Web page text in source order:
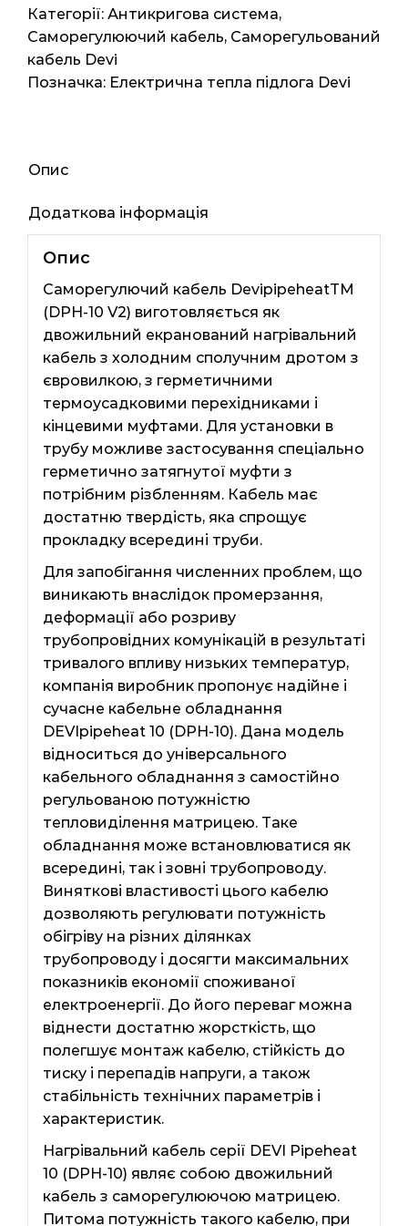
V2)
(Данія)
10мп
100ват
Категорії: Антикригова система,
Саморегулюючий кабель, Саморегульований
кабель Devi
Позначка: Електрична тепла підлога Devi
Опис
Додаткова інформація
Опис
Саморегулючий кабель DevipipeheatТМ
(DPH-10 V2) виготовляється як
двожильний екранований нагрівальний
кабель з холодним сполучним дротом з
євровилкою, з герметичними
термоусадковими перехідниками і
кінцевими муфтами. Для установки в
трубу можливе застосування спеціально
герметично затягнутої муфти з
потрібним різбленням. Кабель має
достатню твердість, яка спрощує
прокладку всередині труби.
Для запобігання численних проблем, що
виникають внаслідок промерзання,
деформації або розриву
трубопровідних комунікацій в результаті
тривалого впливу низьких температур,
компанія виробник пропонує надійне і
сучасне кабельне обладнання
DEVIpipeheat 10 (DPH-10). Дана модель
відноситься до універсального
кабельного обладнання з самостійно
регульованою потужністю
тепловиділення матрицею. Таке
обладнання може встановлюватися як
всередині, так і зовні трубопроводу.
Виняткові властивості цього кабелю
дозволяють регулювати потужність
обігріву на різних ділянках
трубопроводу і досягти максимальних
показників економії споживаної
електроенергії. До його переваг можна
віднести достатню жорсткість, що
полегшує монтаж кабелю, стійкість до
тиску і перепадів напруги, а також
стабільність технічних параметрів і
характеристик.
Нагрівальний кабель серії DEVI Pipeheat
10 (DPH-10) являє собою двожильний
кабель з саморегулюючою матрицею.
Питома потужність такого кабелю, при